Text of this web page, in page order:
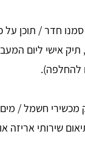
סמנו חדר / תוכן על
תיק אישי ליום
להחלפה).
מכשירי חשמל / מים
שירותי אריזה